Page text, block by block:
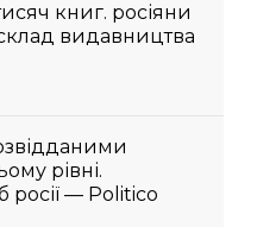
книг. росіяни
видавництва
рівні.
росії — Politico